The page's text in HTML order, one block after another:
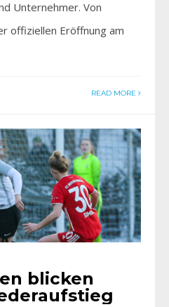
Unternehmer. Von
offiziellen Eröffnung am
READ MORE
blicken